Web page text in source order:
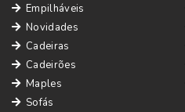
Empilháveis
Novidades
Cadeiras
Cadeirões
Maples
Sofás